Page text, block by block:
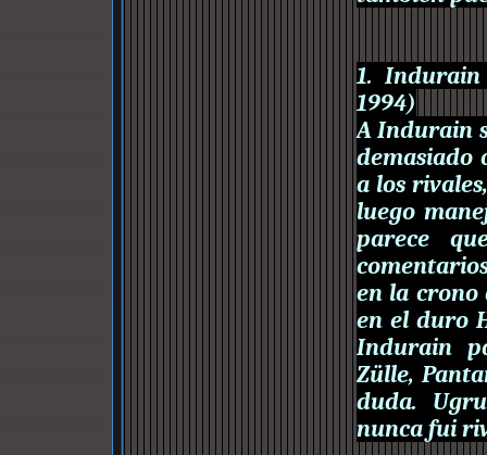
1.
1994)
A Indurain
demasiado
a los
luego
parece
en la crono
en el duro
Indurain
Zülle,
duda.
nunca fui